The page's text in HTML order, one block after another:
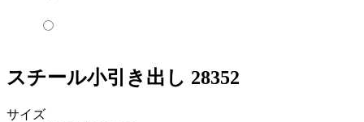
スチール小引き出し 28352
サイズ